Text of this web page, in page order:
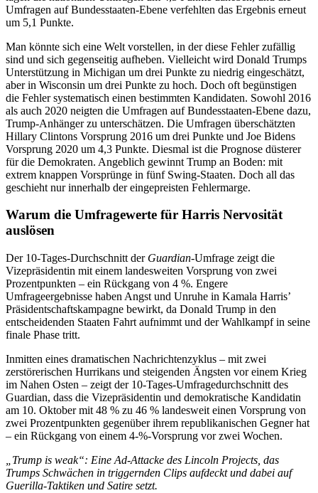
Umfragen auf Bundesstaaten-Ebene verfehlten das Ergebnis erneut
um 5,1 Punkte.
Man könnte sich eine Welt vorstellen, in der diese Fehler zufällig
sind und sich gegenseitig aufheben. Vielleicht wird Donald Trumps
Unterstützung in Michigan um drei Punkte zu niedrig eingeschätzt,
aber in Wisconsin um drei Punkte zu hoch. Doch oft begünstigen
die Fehler systematisch einen bestimmten Kandidaten. Sowohl 2016
als auch 2020 neigten die Umfragen auf Bundesstaaten-Ebene dazu,
Trump-Anhänger zu unterschätzen. Die Umfragen überschätzten
Hillary Clintons Vorsprung 2016 um drei Punkte und Joe Bidens
Vorsprung 2020 um 4,3 Punkte. Diesmal ist die Prognose düsterer
für die Demokraten. Angeblich gewinnt Trump an Boden: mit
extrem knappen Vorsprünge in fünf Swing-Staaten. Doch all das
geschieht nur innerhalb der eingepreisten Fehlermarge.
Warum die Umfragewerte für Harris Nervosität
auslösen
Der 10-Tages-Durchschnitt der Guardian-Umfrage zeigt die
Vizepräsidentin mit einem landesweiten Vorsprung von zwei
Prozentpunkten – ein Rückgang von 4 %. Engere
Umfrageergebnisse haben Angst und Unruhe in Kamala Harris’
Präsidentschaftskampagne bewirkt, da Donald Trump in den
entscheidenden Staaten Fahrt aufnimmt und der Wahlkampf in seine
finale Phase tritt.
Inmitten eines dramatischen Nachrichtenzyklus – mit zwei
zerstörerischen Hurrikans und steigenden Ängsten vor einem Krieg
im Nahen Osten – zeigt der 10-Tages-Umfragedurchschnitt des
Guardian, dass die Vizepräsidentin und demokratische Kandidatin
am 10. Oktober mit 48 % zu 46 % landesweit einen Vorsprung von
zwei Prozentpunkten gegenüber ihrem republikanischen Gegner hat
– ein Rückgang von einem 4-%-Vorsprung vor zwei Wochen.
„Trump is weak“: Eine Ad-Attacke des Lincoln Projects, das
Trumps Schwächen in triggernden Clips aufdeckt und dabei auf
Guerilla-Taktiken und Satire setzt.